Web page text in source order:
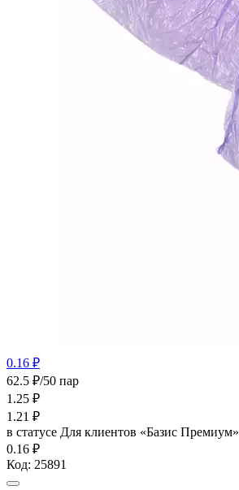
0.16 ₽
62.5 ₽/50 пар
1.25 ₽
1.21 ₽
в статусе Для клиентов «Базис Премиум»
0.16 ₽
Код: 25891